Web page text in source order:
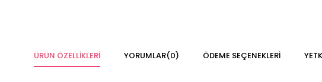
ÜRÜN ÖZELLIKLERI YORUMLAR(0) ÖDEME SEÇENEKLERI